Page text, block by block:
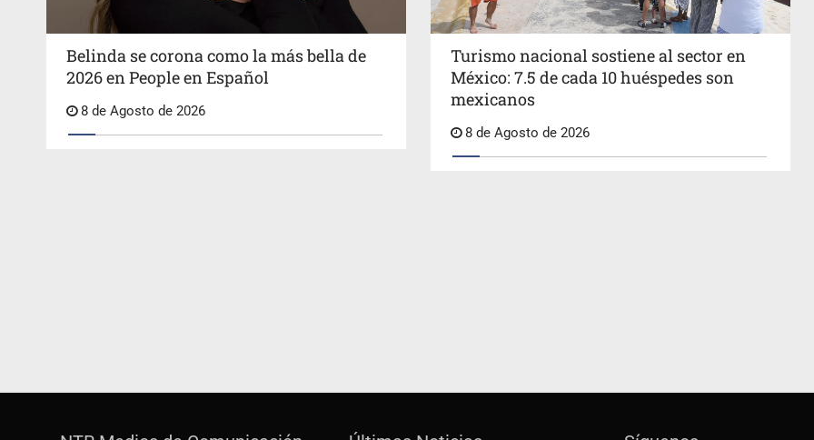
Belinda se corona como la más bella de
2026 en People en Español
8 de Agosto de 2026
Turismo nacional sostiene al sector en
México: 7.5 de cada 10 huéspedes son
mexicanos
8 de Agosto de 2026